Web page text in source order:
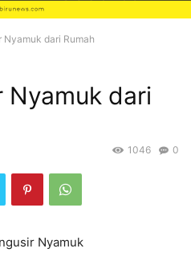
Nyamuk dari Rumah
Nyamuk dari
0
1046